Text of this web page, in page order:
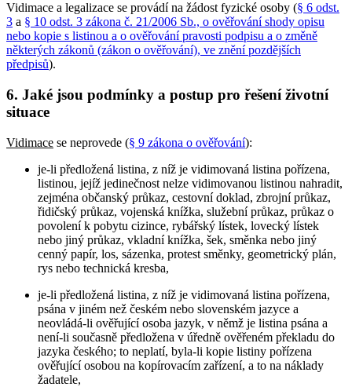
Vidimace a legalizace se provádí na žádost fyzické osoby (§ 6 odst.
3 a § 10 odst. 3 zákona č. 21/2006 Sb., o ověřování shody opisu
nebo kopie s listinou a o ověřování pravosti podpisu a o změně
některých zákonů (zákon o ověřování), ve znění pozdějších
předpisů).
6. Jaké jsou podmínky a postup pro řešení životní
situace
Vidimace se neprovede (§ 9 zákona o ověřování):
je-li předložená listina, z níž je vidimovaná listina pořízena,
listinou, jejíž jedinečnost nelze vidimovanou listinou nahradit,
zejména občanský průkaz, cestovní doklad, zbrojní průkaz,
řidičský průkaz, vojenská knížka, služební průkaz, průkaz o
povolení k pobytu cizince, rybářský lístek, lovecký lístek
nebo jiný průkaz, vkladní knížka, šek, směnka nebo jiný
cenný papír, los, sázenka, protest směnky, geometrický plán,
rys nebo technická kresba,
je-li předložená listina, z níž je vidimovaná listina pořízena,
psána v jiném než českém nebo slovenském jazyce a
neovládá-li ověřující osoba jazyk, v němž je listina psána a
není-li současně předložena v úředně ověřeném překladu do
jazyka českého; to neplatí, byla-li kopie listiny pořízena
ověřující osobou na kopírovacím zařízení, a to na náklady
žadatele,